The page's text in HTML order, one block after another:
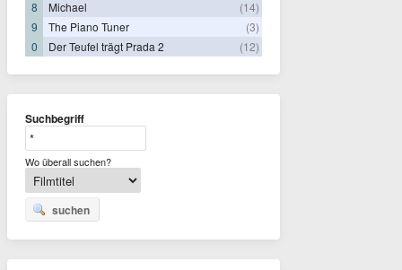
8
Michael
(14)
9
The Piano Tuner
(3)
0
Der Teufel trägt Prada 2 (12)
Suchbegriff
Wo überall suchen?
suchen